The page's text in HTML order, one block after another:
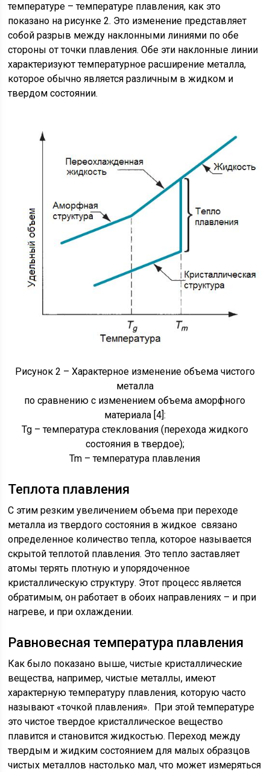
температуре – температуре плавления, как это
показано на рисунке 2. Это изменение представляет
собой разрыв между наклонными линиями по обе
стороны от точки плавления. Обе эти наклонные линии
характеризуют температурное расширение металла,
которое обычно является различным в жидком и
твердом состоянии.
Рисунок 2 – Характерное изменение объема чистого
металла
по сравнению с изменением объема аморфного
материала [4]:
Tg – температура стеклования (перехода жидкого
состояния в твердое);
Tm – температура плавления
Теплота плавления
С этим резким увеличением объема при переходе
металла из твердого состояния в жидкое связано
определенное количество тепла, которое называется
скрытой теплотой плавления. Это тепло заставляет
атомы терять плотную и упорядоченное
кристаллическую структуру. Этот процесс является
обратимым, он работает в обоих направлениях – и при
нагреве, и при охлаждении.
Равновесная температура плавления
Как было показано выше, чистые кристаллические
вещества, например, чистые металлы, имеют
характерную температуру плавления, которую часто
называют «точкой плавления». При этой температуре
это чистое твердое кристаллическое вещество
плавится и становится жидкостью. Переход между
твердым и жидким состоянием для малых образцов
чистых металлов настолько мал, что может измеряться